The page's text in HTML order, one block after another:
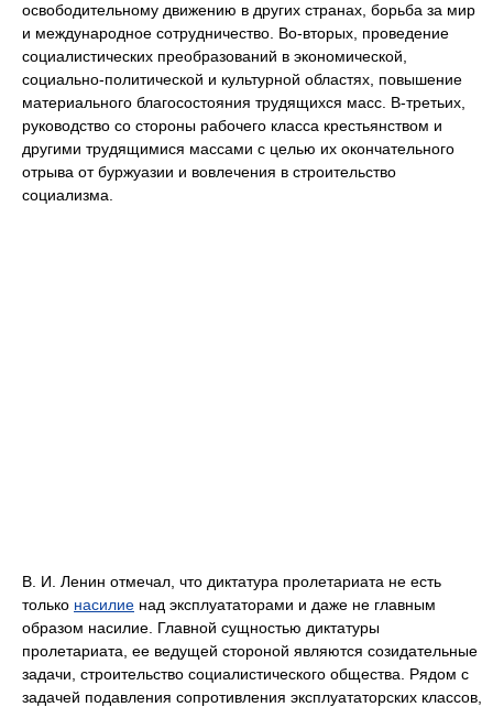
освободительному движению в других странах, борьба за мир
и международное сотрудничество. Во-вторых, проведение
социалистических преобразований в экономической,
социально-политической и культурной областях, повышение
материального благосостояния трудящихся масс. В-третьих,
руководство со стороны рабочего класса крестьянством и
другими трудящимися массами с целью их окончательного
отрыва от буржуазии и вовлечения в строительство
социализма.
В. И. Ленин отмечал, что диктатура пролетариата не есть
только насилие над эксплуататорами и даже не главным
образом насилие. Главной сущностью диктатуры
пролетариата, ее ведущей стороной являются созидательные
задачи, строительство социалистического общества. Рядом с
задачей подавления сопротивления эксплуататорских классов,